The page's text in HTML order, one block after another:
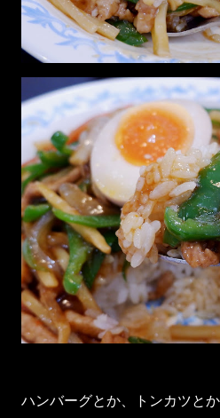
ハンバーグとか、トンカツと